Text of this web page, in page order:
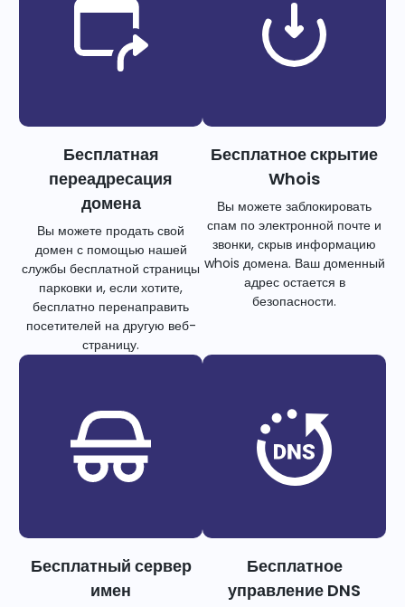
Бесплатная
переадресация
домена
Вы можете продать свой
домен с помощью нашей
службы бесплатной страницы
парковки и, если хотите,
бесплатно перенаправить
посетителей на другую веб-
страницу.
Бесплатное скрытие
Whois
Вы можете заблокировать
спам по электронной почте и
звонки, скрыв информацию
whois домена. Ваш доменный
адрес остается в
безопасности.
Бесплатный сервер
имен
Бесплатное
управление DNS